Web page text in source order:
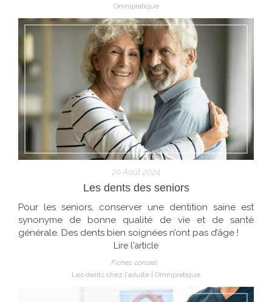
Omnipratique
20 Août 2024
Les dents des seniors
Pour les seniors, conserver une dentition saine est
synonyme de bonne qualité de vie et de santé
générale. Des dents bien soignées n’ont pas d’âge !
Lire l'article
Fiches conseil
Les dents chez l'adulte
Omnipratique